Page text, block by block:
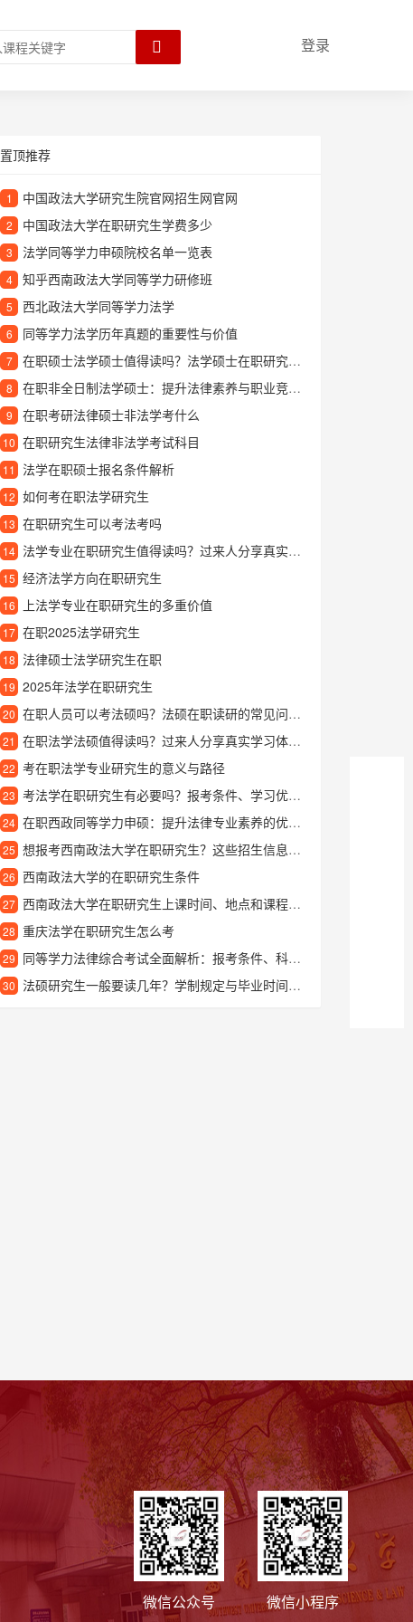
登录
置顶推荐
1 中国政法大学研究生院官网招生网官网
2 中国政法大学在职研究生学费多少
3 法学同等学力申硕院校名单一览表
4 知乎西南政法大学同等学力研修班
5 西北政法大学同等学力法学
6 同等学力法学历年真题的重要性与价值
7 在职硕士法学硕士值得读吗？法学硕士在职研究生报考条件与学习价值解析
8 在职非全日制法学硕士：提升法律素养与职业竞争力的重要途径
9 在职考研法律硕士非法学考什么
10 在职研究生法律非法学考试科目
11 法学在职硕士报名条件解析
12 如何考在职法学研究生
13 在职研究生可以考法考吗
14 法学专业在职研究生值得读吗？过来人分享真实就读体验
15 经济法学方向在职研究生
16 上法学专业在职研究生的多重价值
17 在职2025法学研究生
18 法律硕士法学研究生在职
19 2025年法学在职研究生
20 在职人员可以考法硕吗？法硕在职读研的常见问题解答
21 在职法学法硕值得读吗？过来人分享真实学习体验和就业前景
22 考在职法学专业研究生的意义与路径
23 考法学在职研究生有必要吗？报考条件、学习优势全面解析
24 在职西政同等学力申硕：提升法律专业素养的优质路径
25 想报考西南政法大学在职研究生？这些招生信息你得提前了解
26 西南政法大学的在职研究生条件
27 西南政法大学在职研究生上课时间、地点和课程安排详解
28 重庆法学在职研究生怎么考
29 同等学力法律综合考试全面解析：报考条件、科目内容与备考技巧
30 法硕研究生一般要读几年？学制规定与毕业时间解析
微信公众号 微信小程序